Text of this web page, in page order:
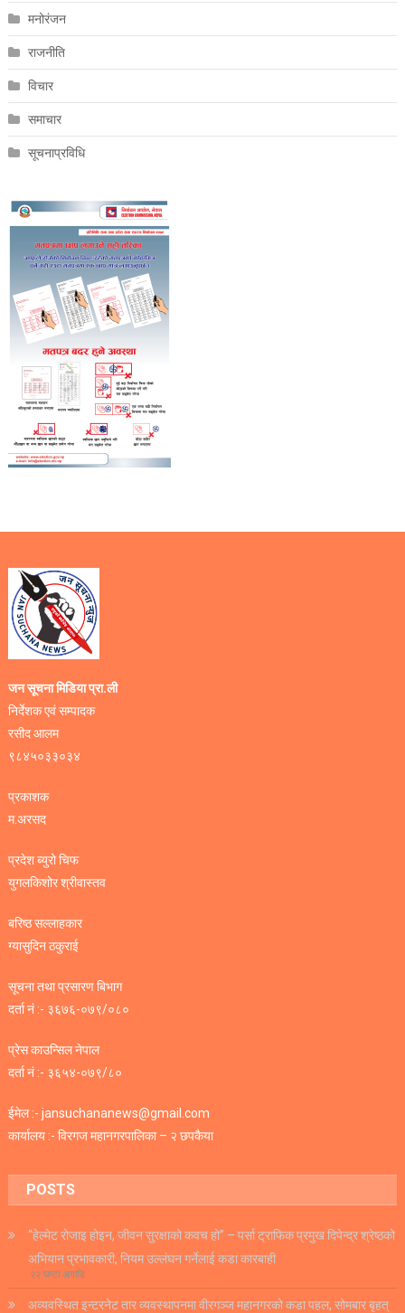
मनोरंजन
राजनीति
विचार
समाचार
सूचनाप्रविधि
जन सूचना मिडिया प्रा.ली
निर्देशक एवं सम्पादक
रसीद आलम
९८४५०३३०३४
प्रकाशक
म.अरसद
प्रदेश ब्युरो चिफ
युगलकिशोर श्रीवास्तव
बरिष्ठ सल्लाहकार
ग्यासुदिन ठकुराई
सूचना तथा प्रसारण बिभाग
दर्ता नं :- ३६७६-०७९/०८०
प्रेस काउन्सिल नेपाल
दर्ता नं :- ३६५४-०७९/८०
ईमेल :- jansuchananews@gmail.com
कार्यालय :- विरगज महानगरपालिका – २ छपकैया
POSTS
“हेल्मेट रोजाइ होइन, जीवन सुरक्षाको कवच हो” – पर्सा ट्राफिक प्रमुख दिपेन्द्र श्रेष्ठको
अभियान प्रभावकारी, नियम उल्लंघन गर्नेलाई कडा कारबाही
२२ घण्टा अगाडि
अव्यवस्थित इन्टरनेट तार व्यवस्थापनमा वीरगञ्ज महानगरको कडा पहल, सोमबार बृहत्